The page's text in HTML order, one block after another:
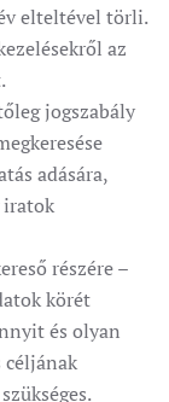
elteltével törli.
az
jogszabály
adására,
iratok
részére –
körét
és olyan
céljának